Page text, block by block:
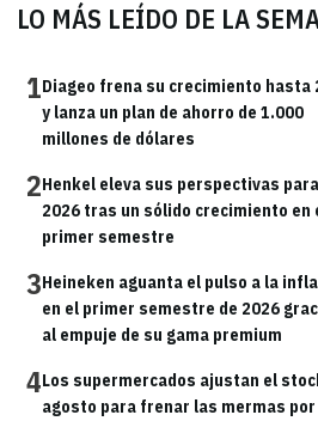
LO MÁS LEÍDO DE LA
1Diageo frena su crecimiento hasta
y lanza un plan de ahorro de 1.000
millones de dólares
2Henkel eleva sus perspectivas para
2026 tras un sólido crecimiento en
primer semestre
3Heineken aguanta el pulso a la
en el primer semestre de 2026
al empuje de su gama premium
4Los supermercados ajustan el
agosto para frenar las mermas